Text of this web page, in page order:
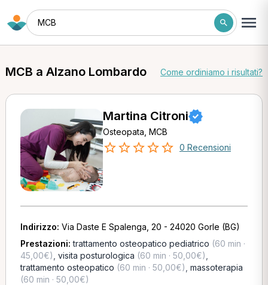
MCB
MCB a Alzano Lombardo Come ordiniamo i risultati?
Martina Citroni
Osteopata, MCB
0 Recensioni
Indirizzo: Via Daste E Spalenga, 20 - 24020 Gorle (BG)
Prestazioni:trattamento osteopatico pediatrico (60 min ·
45,00€) visita posturologica (60 min · 50,00€)
trattamento osteopatico (60 min · 50,00€) massoterapia
(60 min · 50,00€)